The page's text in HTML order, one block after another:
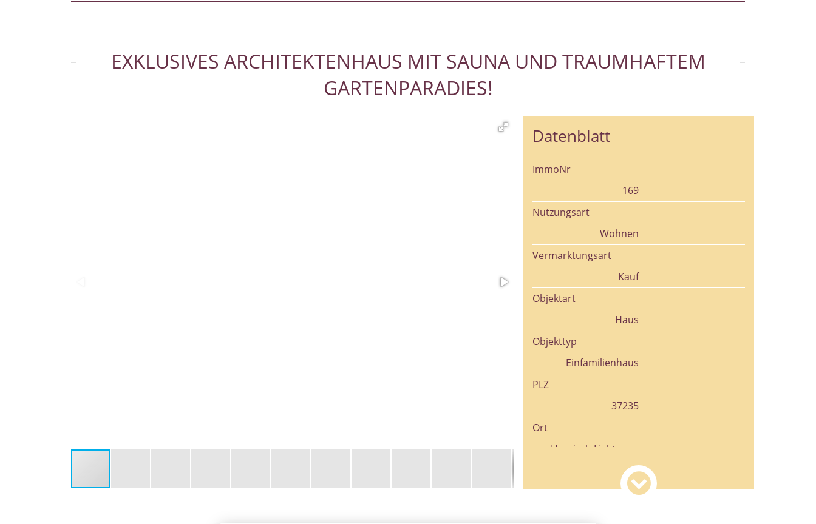
EXKLUSIVES ARCHITEKTENHAUS MIT SAUNA UND TRAUMHAFTEM
GARTENPARADIES!
Datenblatt
ImmoNr
169
Nutzungsart
Wohnen
Vermarktungsart
Kauf
Objektart
Haus
Objekttyp
Einfamilienhaus
PLZ
37235
Ort
Hessisch Lichtenau
Deutschland